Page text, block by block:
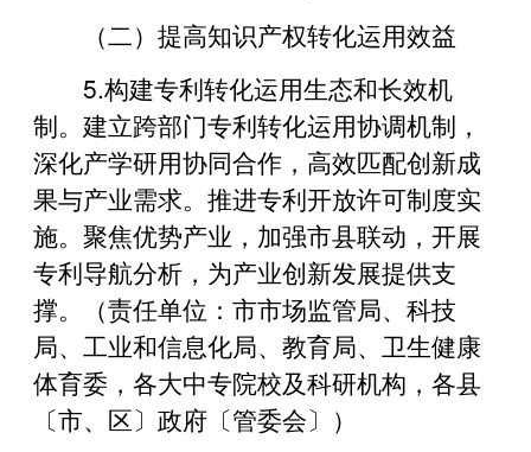
（二）提高知识产权转化运用效益
5.构建专利转化运用生态和长效机
制。建立跨部门专利转化运用协调机制，
深化产学研用协同合作，高效匹配创新成
果与产业需求。推进专利开放许可制度实
施。聚焦优势产业，加强市县联动，开展
专利导航分析，为产业创新发展提供支
撑。（责任单位：市市场监管局、科技
局、工业和信息化局、教育局、卫生健康
体育委，各大中专院校及科研机构，各县
〔市、区〕政府〔管委会〕）